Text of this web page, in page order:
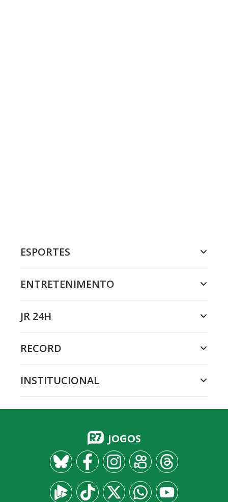
ESPORTES
ENTRETENIMENTO
JR 24H
RECORD
INSTITUCIONAL
JOGOS